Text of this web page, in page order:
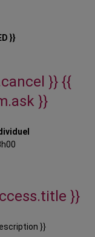
}}
}} {{
}}
}}
}}